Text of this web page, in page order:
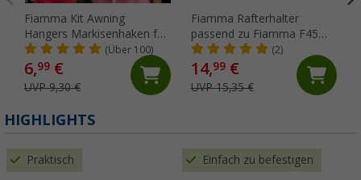
Fiamma Kit Awning
Hangers Markisenhaken für
die Kederschiene(Über 100)
6,99 €
UVP 9,30 €
Fiamma Rafterhalter
passend zu Fiamma F45
S/L / ZIP
(2)
14,99€
UVP 15,35 €
HIGHLIGHTS
Praktisch Einfach zu befestigen